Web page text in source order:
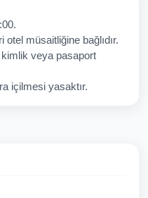
İptal Gönder
otel müsaitliğine bağlıdır.
kimlik veya pasaport
içilmesi yasaktır.